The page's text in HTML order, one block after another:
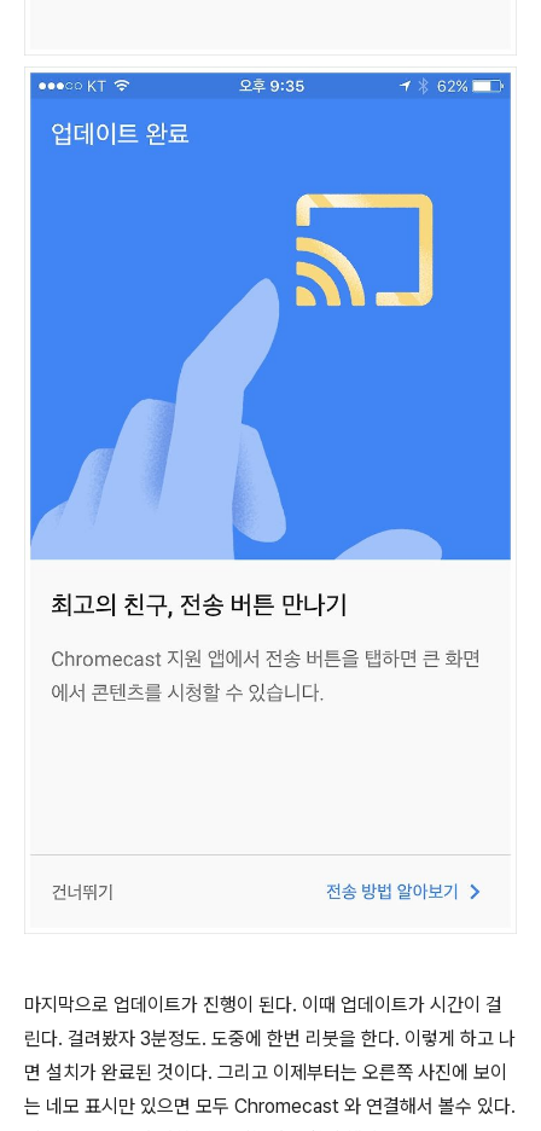
마지막으로 업데이트가 진행이 된다. 이때 업데이트가 시간이 걸
린다. 걸려봤자 3분정도. 도중에 한번 리붓을 한다. 이렇게 하고 나
면 설치가 완료된 것이다. 그리고 이제부터는 오른쪽 사진에 보이
는 네모 표시만 있으면 모두 Chromecast 와 연결해서 볼수 있다.